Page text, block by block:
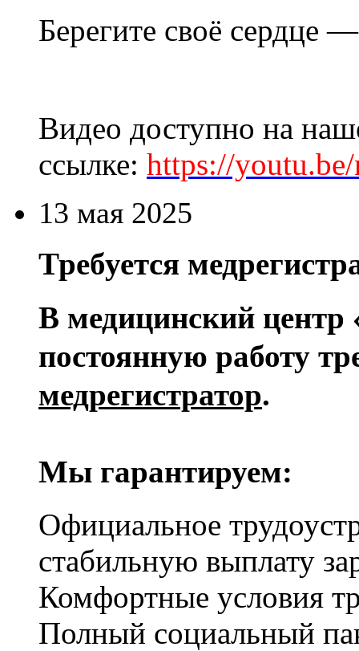
Берегите своё сердце
Видео доступно на
ссылке: https://
13 мая 2025
Требуется
В медицинский
постоянную работу
медрегистратор.
Мы гарантируем:
Официальное
стабильную выплату
Комфортные условия
Полный социальный